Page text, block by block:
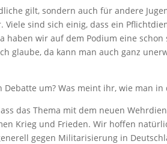
gilt, sondern auch für andere
sind sich einig, dass ein
wir auf dem Podium eine
glaube, da kann man auch ganz
um? Was meint ihr, wie man
das Thema mit dem neuen
Krieg und Frieden. Wir hoffen
gegen Militarisierung in